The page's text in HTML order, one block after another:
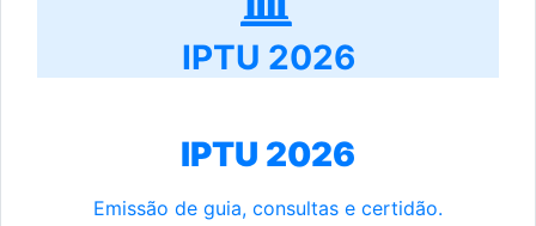
IPTU 2026
IPTU 2026
Emissão de guia, consultas e certidão.